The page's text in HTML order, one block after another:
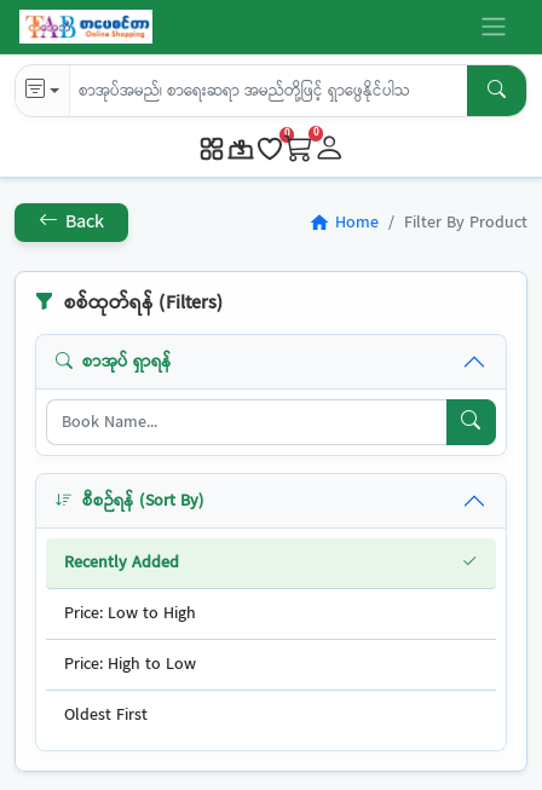
0 0
Back home Home Filter By Product
စစ်ထုတ်ရန် (Filters)
စာအုပ် ရှာရန်
စီစဉ်ရန် (Sort By)
Recently Added
Price: Low to High
Price: High to Low
Oldest First